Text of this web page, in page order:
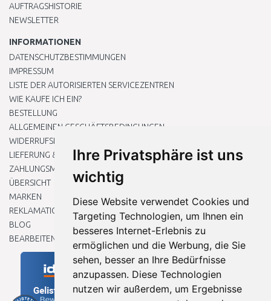
Ihre Privatsphäre ist uns
wichtig
Diese Website verwendet Cookies und
Targeting Technologien, um Ihnen ein
besseres Internet-Erlebnis zu
ermöglichen und die Werbung, die Sie
sehen, besser an Ihre Bedürfnisse
anzupassen. Diese Technologien
nutzen wir außerdem, um Ergebnisse
AUFTRAGSHISTORIE
NEWSLETTER
INFORMATIONEN
DATENSCHUTZBESTIMMUNGEN
IMPRESSUM
LISTE DER AUTORISIERTEN SERVICEZENTREN
WIE KAUFE ICH EIN?
BESTELLUNG
ALLGEMEINEN GESCHÄFTSBEDINGUNGEN
WIDERRUFSRECHT
LIEFERUNG & ZAHLUNG
ZAHLUNGSMETHODEN
ÜBERSICHT
MARKEN
REKLAMATIONEN UND RETOUREN
BLOG
BEARBEITEN SIE MEINE COOKIE-EINSTELLUNGEN